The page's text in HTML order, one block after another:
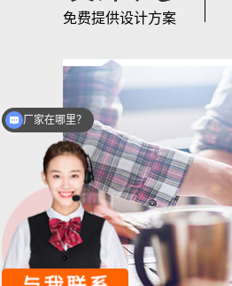
免费提供设计方案
厂家在哪里？
铝单板多少钱一平方？